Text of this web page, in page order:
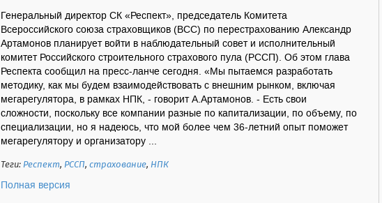
Генеральный директор СК «Респект», председатель Комитета
Всероссийского союза страховщиков (ВСС) по перестрахованию Александр
Артамонов планирует войти в наблюдательный совет и исполнительный
комитет Российского строительного страхового пула (РССП). Об этом глава
Респекта сообщил на пресс-ланче сегодня. «Мы пытаемся разработать
методику, как мы будем взаимодействовать с внешним рынком, включая
мегарегулятора, в рамках НПК, - говорит А.Артамонов. - Есть свои
сложности, поскольку все компании разные по капитализации, по объему, по
специализации, но я надеюсь, что мой более чем 36-летний опыт поможет
мегарегулятору и организатору ...
Теги:Респект, РССП,страхование, НПК
Полная версия